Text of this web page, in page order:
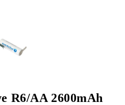
R6/AA 2600mAh